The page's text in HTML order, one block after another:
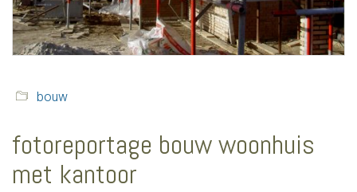
bouw
fotoreportage bouw woonhuis
met kantoor